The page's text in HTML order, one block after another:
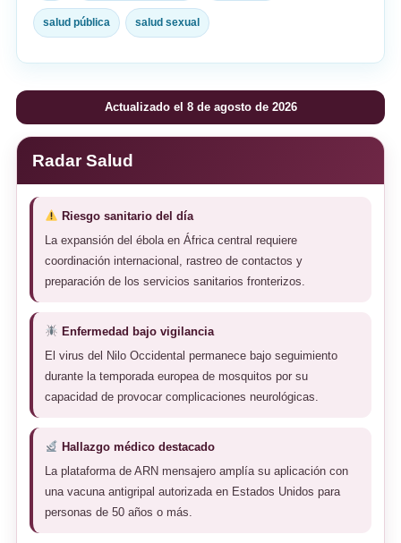
salud pública salud sexual
Actualizado el 8 de agosto de 2026
Radar Salud
Riesgo sanitario del día
La expansión del ébola en África central requiere
coordinación internacional, rastreo de contactos y
preparación de los servicios sanitarios fronterizos.
Enfermedad bajo vigilancia
El virus del Nilo Occidental permanece bajo seguimiento
durante la temporada europea de mosquitos por su
capacidad de provocar complicaciones neurológicas.
Hallazgo médico destacado
La plataforma de ARN mensajero amplía su aplicación con
una vacuna antigripal autorizada en Estados Unidos para
personas de 50 años o más.